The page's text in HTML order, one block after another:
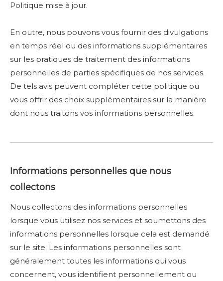
Politique mise à jour.
En outre, nous pouvons vous fournir des divulgations
en temps réel ou des informations supplémentaires
sur les pratiques de traitement des informations
personnelles de parties spécifiques de nos services.
De tels avis peuvent compléter cette politique ou
vous offrir des choix supplémentaires sur la manière
dont nous traitons vos informations personnelles.
Informations personnelles que nous
collectons
Nous collectons des informations personnelles
lorsque vous utilisez nos services et soumettons des
informations personnelles lorsque cela est demandé
sur le site. Les informations personnelles sont
généralement toutes les informations qui vous
concernent, vous identifient personnellement ou